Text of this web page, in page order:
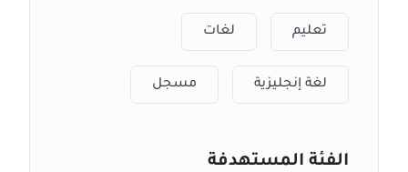
تعليم لغات
لغة إنجليزية مسجل
الفئة المستهدفة